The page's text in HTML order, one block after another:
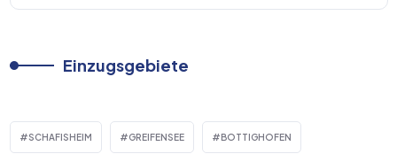
Einzugsgebiete
SCHAFISHEIM GREIFENSEE BOTTIGHOFEN